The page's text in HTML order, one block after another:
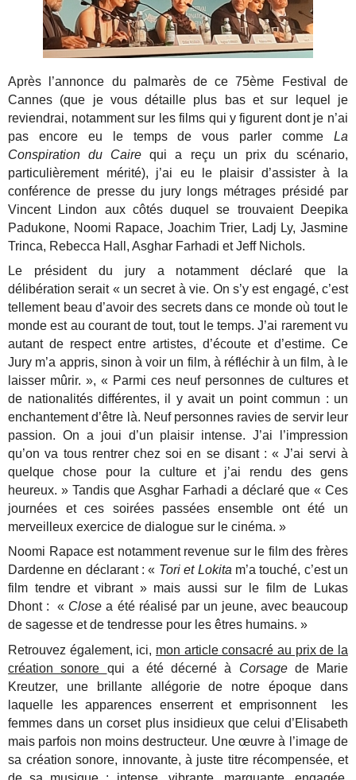
Après l’annonce du palmarès de ce 75ème Festival de
Cannes (que je vous détaille plus bas et sur lequel je
reviendrai, notamment sur les films qui y figurent dont je n’ai
pas encore eu le temps de vous parler comme La
Conspiration du Caire qui a reçu un prix du scénario,
particulièrement mérité), j’ai eu le plaisir d’assister à la
conférence de presse du jury longs métrages présidé par
Vincent Lindon aux côtés duquel se trouvaient Deepika
Padukone, Noomi Rapace, Joachim Trier, Ladj Ly, Jasmine
Trinca, Rebecca Hall, Asghar Farhadi et Jeff Nichols.
Le président du jury a notamment déclaré que la
délibération serait « un secret à vie. On s’y est engagé, c’est
tellement beau d’avoir des secrets dans ce monde où tout le
monde est au courant de tout, tout le temps. J’ai rarement vu
autant de respect entre artistes, d’écoute et d’estime. Ce
Jury m’a appris, sinon à voir un film, à réfléchir à un film, à le
laisser mûrir. », « Parmi ces neuf personnes de cultures et
de nationalités différentes, il y avait un point commun : un
enchantement d’être là. Neuf personnes ravies de servir leur
passion. On a joui d’un plaisir intense. J’ai l’impression
qu’on va tous rentrer chez soi en se disant : « J’ai servi à
quelque chose pour la culture et j’ai rendu des gens
heureux. » Tandis que Asghar Farhadi a déclaré que « Ces
journées et ces soirées passées ensemble ont été un
merveilleux exercice de dialogue sur le cinéma. »
Noomi Rapace est notamment revenue sur le film des frères
Dardenne en déclarant : « Tori et Lokita m’a touché, c’est un
film tendre et vibrant » mais aussi sur le film de Lukas
Dhont : « Close a été réalisé par un jeune, avec beaucoup
de sagesse et de tendresse pour les êtres humains. »
Retrouvez également, ici, mon article consacré au prix de la
création sonore qui a été décerné à Corsage de Marie
Kreutzer, une brillante allégorie de notre époque dans
laquelle les apparences enserrent et emprisonnent les
femmes dans un corset plus insidieux que celui d’Elisabeth
mais parfois non moins destructeur. Une œuvre à l’image de
sa création sonore, innovante, à juste titre récompensée, et